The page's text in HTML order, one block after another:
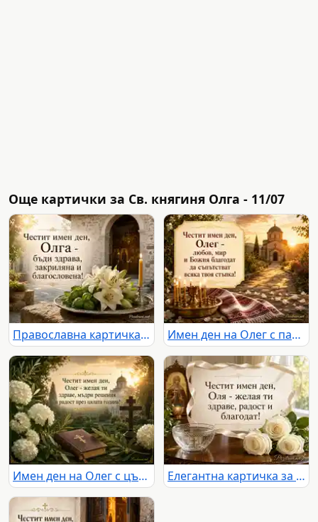
Още картички за Св. княгиня Олга - 11/07
Православна картичка за имен ден на Олга с лилии, босилек и свещ Имен ден на Олег с параклис, свещи и българска бродирана кърпа
Имен ден на Олег с църковна градина, хортензии и православен кръст Елегантна картичка за имен ден на Оля със Св. княгиня Олга, бели рози и благослов